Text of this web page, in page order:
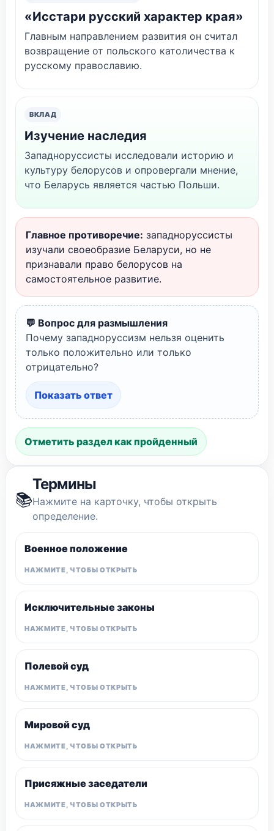
«Исстари русский характер края»
Главным направлением развития он считал
возвращение от польского католичества к
русскому православию.
ВКЛАД
Изучение наследия
Западноруссисты исследовали историю и
культуру белорусов и опровергали мнение,
что Беларусь является частью Польши.
Главное противоречие: западноруссисты
изучали своеобразие Беларуси, но не
признавали право белорусов на
самостоятельное развитие.
💬 Вопрос для размышления
Почему западноруссизм нельзя оценить
только положительно или только
отрицательно?
Показать ответ
Отметить раздел как пройденный
📚
Термины
Нажмите на карточку, чтобы открыть
определение.
Военное положение
Исключительные законы
Полевой суд
Мировой суд
Присяжные заседатели